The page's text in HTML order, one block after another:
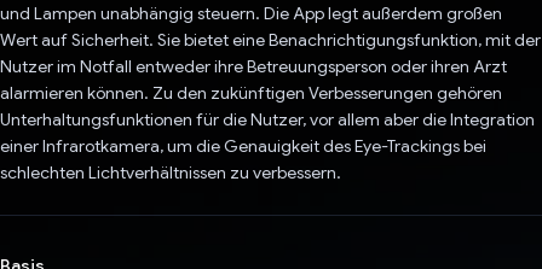
und Lampen unabhängig steuern. Die App legt außerdem großen
Wert auf Sicherheit. Sie bietet eine Benachrichtigungsfunktion, mit der
Nutzer im Notfall entweder ihre Betreuungsperson oder ihren Arzt
alarmieren können. Zu den zukünftigen Verbesserungen gehören
Unterhaltungsfunktionen für die Nutzer, vor allem aber die Integration
einer Infrarotkamera, um die Genauigkeit des Eye-Trackings bei
schlechten Lichtverhältnissen zu verbessern.